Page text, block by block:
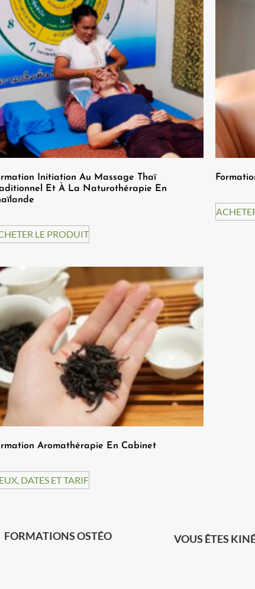
Initiation Au Massage Thaï
Et À La Naturothérapie En
LE PRODUIT
Aromathérapie En Cabinet
DATES ET TARIF
FORMATIONS OSTÉO VOUS ÊTES